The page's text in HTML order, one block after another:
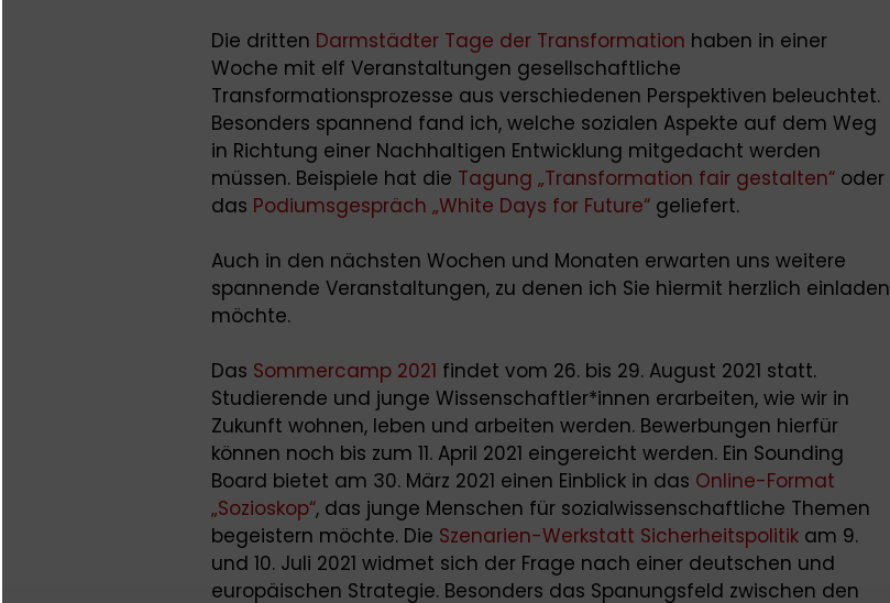
Die dritten Darmstädter Tage der Transformation haben in einer
Woche mit elf Veranstaltungen gesellschaftliche
Transformationsprozesse aus verschiedenen Perspektiven beleuchtet.
Besonders spannend fand ich, welche sozialen Aspekte auf dem Weg
in Richtung einer Nachhaltigen Entwicklung mitgedacht werden
müssen. Beispiele hat die Tagung „Transformation fair gestalten“ oder
das Podiumsgespräch „White Days for Future“ geliefert.
Auch in den nächsten Wochen und Monaten erwarten uns weitere
spannende Veranstaltungen, zu denen ich Sie hiermit herzlich einladen
möchte.
Das Sommercamp 2021 findet vom 26. bis 29. August 2021 statt.
Studierende und junge Wissenschaftler*innen erarbeiten, wie wir in
Zukunft wohnen, leben und arbeiten werden. Bewerbungen hierfür
können noch bis zum 11. April 2021 eingereicht werden. Ein Sounding
Board bietet am 30. März 2021 einen Einblick in das Online-Format
„Sozioskop“, das junge Menschen für sozialwissenschaftliche Themen
begeistern möchte. Die Szenarien-Werkstatt Sicherheitspolitik am 9.
und 10. Juli 2021 widmet sich der Frage nach einer deutschen und
europäischen Strategie. Besonders das Spanungsfeld zwischen den